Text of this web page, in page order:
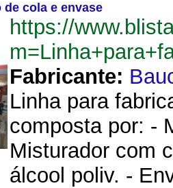
cola e envase
https://
Fabricante:
Linha para
composta por: -
Misturador com
álcool poliv. -